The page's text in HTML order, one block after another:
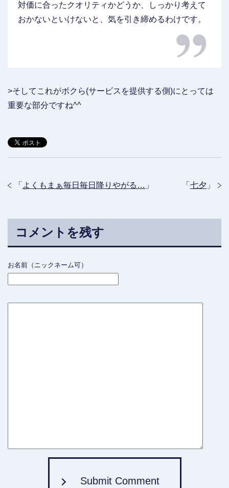
対価に合ったクオリティかどうか、しっかり考えて
おかないといけないと、気を引き締めるわけです。
>そしてこれがボクら(サービスを提供する側)にとっては
重要な部分ですね^^
「 七夕 」
「 よくもまぁ毎日毎日降りやがる… 」
コメントを残す
お名前（ニックネーム可）
Submit Comment